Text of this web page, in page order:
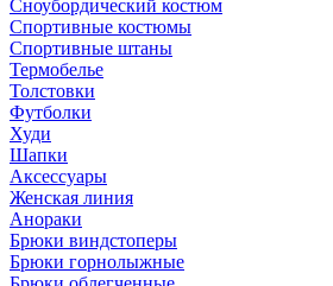
Сноубордический костюм
Спортивные костюмы
Спортивные штаны
Термобелье
Толстовки
Футболки
Худи
Шапки
Аксессуары
Женская линия
Анораки
Брюки виндстоперы
Брюки горнолыжные